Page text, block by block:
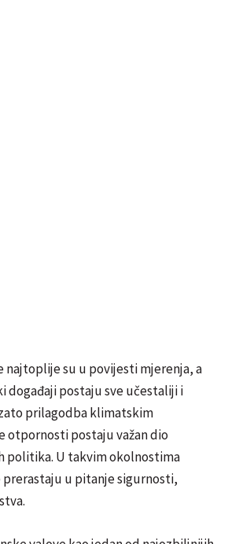
najtoplije su u povijesti mjerenja, a
događaji postaju sve učestaliji i
prilagodba klimatskim
otpornosti postaju važan dio
politika. U takvim okolnostima
u pitanje sigurnosti,